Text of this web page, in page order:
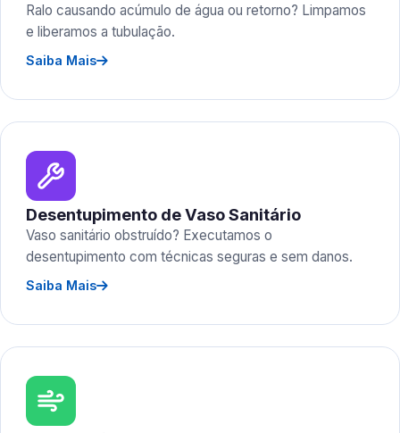
Ralo causando acúmulo de água ou retorno? Limpamos
e liberamos a tubulação.
Saiba Mais
Desentupimento de Vaso Sanitário
Vaso sanitário obstruído? Executamos o
desentupimento com técnicas seguras e sem danos.
Saiba Mais